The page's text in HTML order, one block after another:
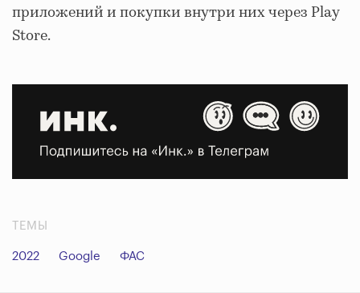
приложений и покупки внутри них через Play
Store.
ТЕМЫ
2022 Google ФАС